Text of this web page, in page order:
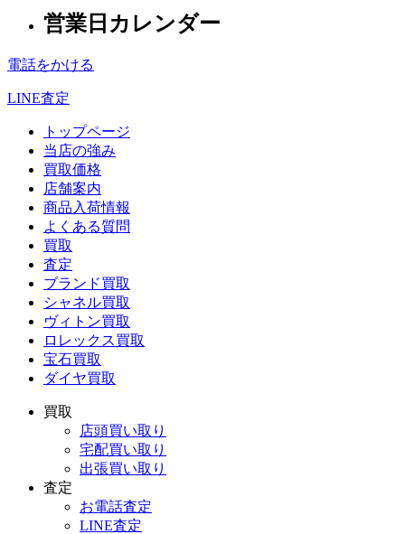
営業日カレンダー
電話をかける
LINE査定
トップページ
当店の強み
買取価格
店舗案内
商品入荷情報
よくある質問
買取
査定
ブランド買取
シャネル買取
ヴィトン買取
ロレックス買取
宝石買取
ダイヤ買取
買取
店頭買い取り
宅配買い取り
出張買い取り
査定
お電話査定
LINE査定